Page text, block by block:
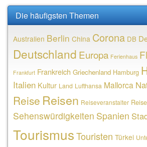
Die häufigsten Themen
Australien Berlin China Corona DB
Deutschland Europa Ferienhaus
Frankfurt Frankreich Griechenland Hamburg
Italien Kultur Land Lufthansa Mallorca
Reise Reisen Reiseveranstalter
Sehenswürdigkeiten Spanien
TourismusTouristen Türkei